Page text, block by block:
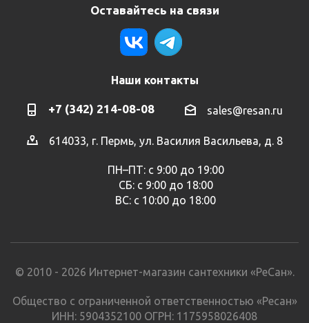
Оставайтесь на связи
Наши контакты
+7 (342) 214-08-08 sales@resan.ru
614033, г. Пермь, ул. Василия Васильева, д. 8
ПН–ПТ: с 9:00 до 19:00
СБ: с 9:00 до 18:00
ВС: с 10:00 до 18:00
© 2010 - 2026 Интернет-магазин сантехники «РеСан».
Общество с ограниченной ответственностью «Ресан»
ИНН: 5904352100 ОГРН: 1175958026408